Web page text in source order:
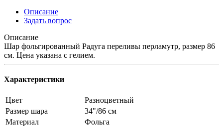
Описание
Задать вопрос
Описание
Шар фольгированный Радуга переливы перламутр, размер 86
см. Цена указана с гелием.
Характеристики
Цвет
Разноцветный
Размер шара
34"/86 см
Материал
Фольга